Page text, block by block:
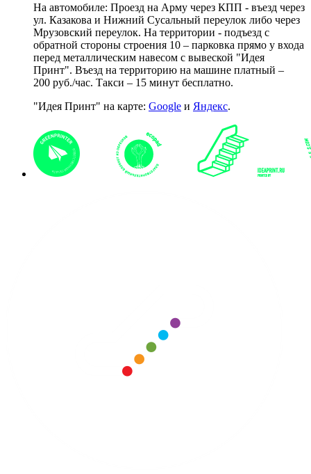
На автомобиле: Проезд на Арму через КПП - въезд через
ул. Казакова и Нижний Сусальный переулок либо через
Мрузовский переулок. На территории - подъезд с
обратной стороны строения 10 – парковка прямо у входа
перед металлическим навесом с вывеской "Идея
Принт". Въезд на территорию на машине платный –
200 руб./час. Такси – 15 минут бесплатно.
"Идея Принт" на карте: Google и Яндекс.